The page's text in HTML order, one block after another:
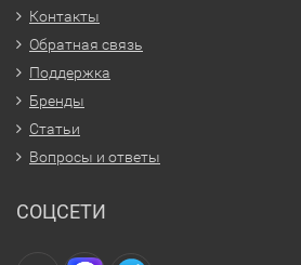
Контакты
Обратная связь
Поддержка
Бренды
Статьи
Вопросы и ответы
СОЦСЕТИ